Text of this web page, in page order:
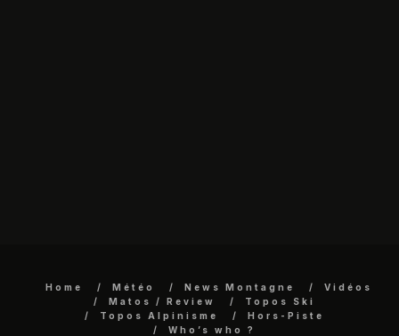
Home Météo News Montagne
Vidéos
Matos / Review
Topos Ski
Topos Alpinisme
Hors-Piste
Who’s who ?